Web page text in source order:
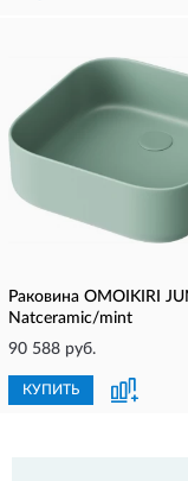
Раковина OMOIKIRI
Natceramic/mint
90 588 руб.
КУПИТЬ